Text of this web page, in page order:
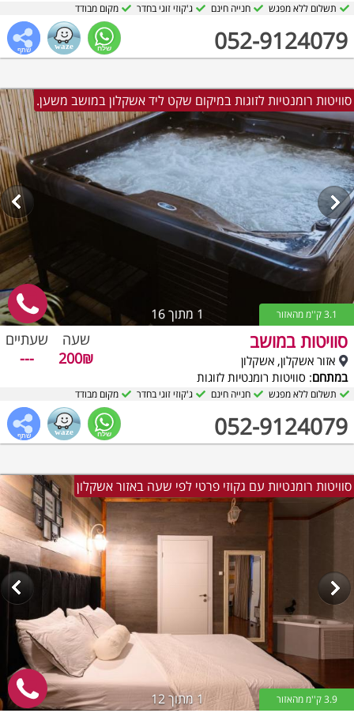
052-9124079
תשלום ללא מפגש חנייה חינם ג'קוזי זוגי בחדר מקום מבודד
סוויטות רומנטיות לזוגות במיקום שקט ליד אשקלון במושב משען.
1 מתוך 16 3.1 ק''מ מהאזור
סוויטות במושב
אזור אשקלון, אשקלון
במתחם: סוויטות רומנטיות לזוגות
052-9124079
שעה
200₪
שעתיים
---
תשלום ללא מפגש חנייה חינם ג'קוזי זוגי בחדר מקום מבודד
סוויטות רומנטיות עם גקוזי פרטי לפי שעה באזור אשקלון
1מתוך 12 3.9 ק''מ מהאזור